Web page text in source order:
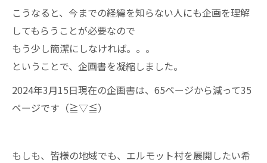
こうなると、今までの経緯を知らない人にも企画を理解
してもらうことが必要なので
もう少し簡潔にしなければ。。。
ということで、企画書を凝縮しました。
2024年3月15日現在の企画書は、65ページから減って35
ページです（≧▽≦）
もしも、皆様の地域でも、エルモット村を展開したい希